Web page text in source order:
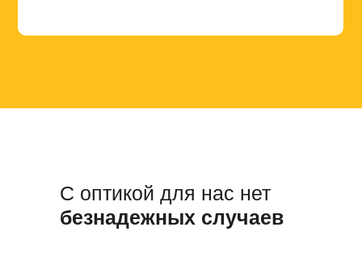
С оптикой для нас нет
безнадежных случаев